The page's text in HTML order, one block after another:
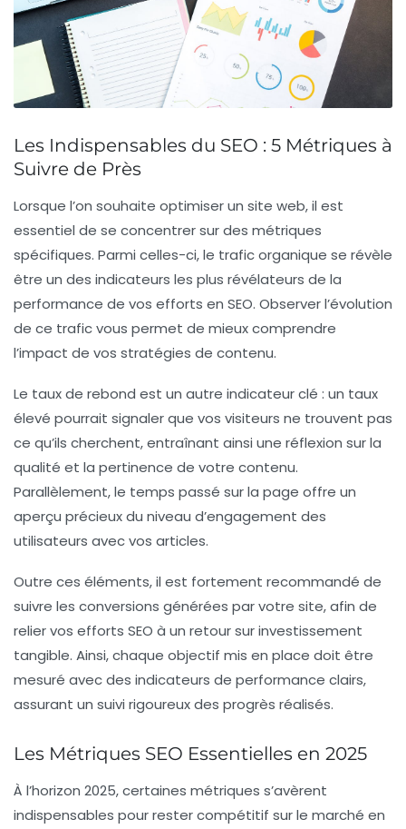
Les Indispensables du SEO : 5 Métriques à
Suivre de Près
Lorsque l’on souhaite optimiser un site web, il est
essentiel de se concentrer sur des métriques
spécifiques. Parmi celles-ci, le trafic organique se révèle
être un des indicateurs les plus révélateurs de la
performance de vos efforts en SEO. Observer l’évolution
de ce trafic vous permet de mieux comprendre
l’impact de vos stratégies de contenu.
Le taux de rebond est un autre indicateur clé : un taux
élevé pourrait signaler que vos visiteurs ne trouvent pas
ce qu’ils cherchent, entraînant ainsi une réflexion sur la
qualité et la pertinence de votre contenu.
Parallèlement, le temps passé sur la page offre un
aperçu précieux du niveau d’engagement des
utilisateurs avec vos articles.
Outre ces éléments, il est fortement recommandé de
suivre les conversions générées par votre site, afin de
relier vos efforts SEO à un retour sur investissement
tangible. Ainsi, chaque objectif mis en place doit être
mesuré avec des indicateurs de performance clairs,
assurant un suivi rigoureux des progrès réalisés.
Les Métriques SEO Essentielles en 2025
À l’horizon 2025, certaines métriques s’avèrent
indispensables pour rester compétitif sur le marché en